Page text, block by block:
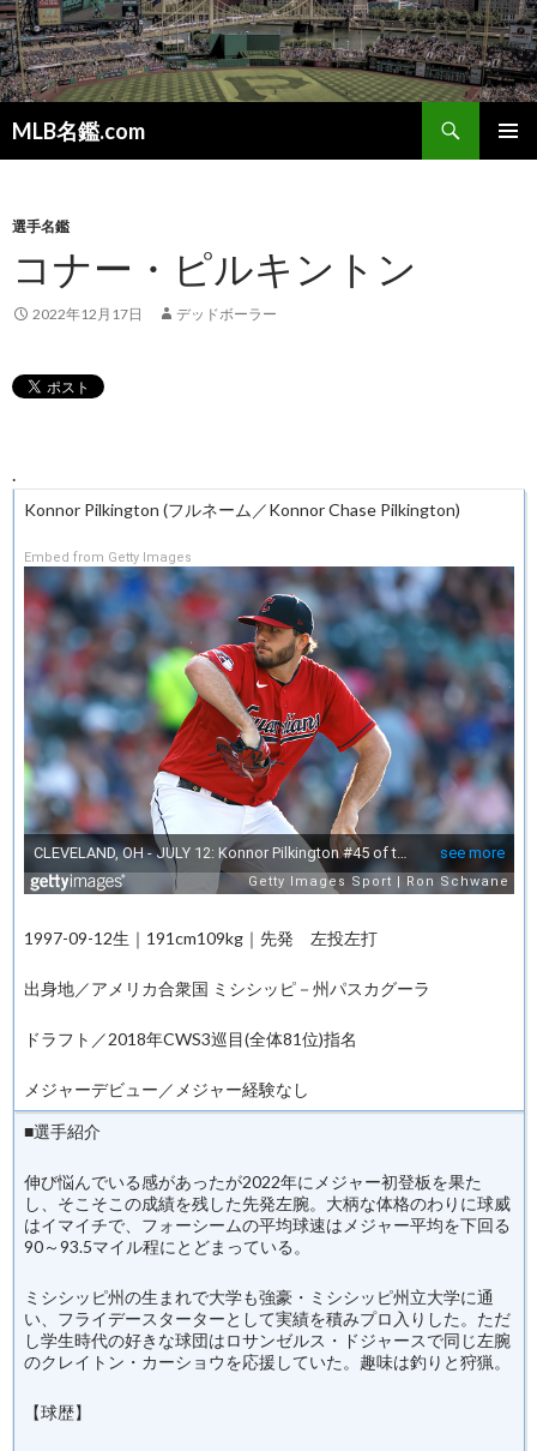
MLB名鑑.com
索
ン
へ
キ
プ
選手名鑑
コナー・ピルキントン
2022年12月17日 デッドボーラー
.
Konnor Pilkington (フルネーム／Konnor Chase Pilkington)
Embed from Getty Images
1997-09-12生｜191cm109kg｜先発 左投左打
出身地／アメリカ合衆国 ミシシッピ－州パスカグーラ
ドラフト／2018年CWS3巡目(全体81位)指名
メジャーデビュー／メジャー経験なし
■選手紹介
伸び悩んでいる感があったが2022年にメジャー初登板を果た
し、そこそこの成績を残した先発左腕。大柄な体格のわりに球威
はイマイチで、フォーシームの平均球速はメジャー平均を下回る
90～93.5マイル程にとどまっている。
ミシシッピ州の生まれで大学も強豪・ミシシッピ州立大学に通
い、フライデースターターとして実績を積みプロ入りした。ただ
し学生時代の好きな球団はロサンゼルス・ドジャースで同じ左腕
のクレイトン・カーショウを応援していた。趣味は釣りと狩猟。
【球歴】